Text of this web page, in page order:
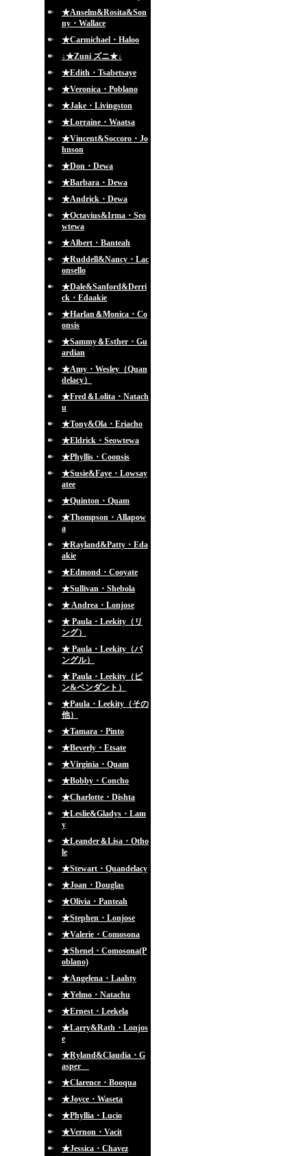
★Anselm&Rosita&Son
ny・Wallace
★Carmichael・Haloo
↓★Zuni ズニ★↓
★Edith・Tsabetsaye
★Veronica・Poblano
★Jake・Livingston
★Lorraine・Waatsa
★Vincent&Soccoro・Jo
hnson
★Don・Dewa
★Barbara・Dewa
★Andrick・Dewa
★Octavius&Irma・Seo
wtewa
★Albert・Banteah
★Ruddell&Nancy・Lac
onsello
★Dale&Sanford&Derri
ck・Edaakie
★Harlan＆Monica・Co
onsis
★Sammy＆Esther・Gu
ardian
★Amy・Wesley（Quan
delacy）
★Fred＆Lolita・Natach
u
★Tony&Ola・Eriacho
★Eldrick・Seowtewa
★Phyllis・Coonsis
★Susie&Faye・Lowsay
atee
★Quinton・Quam
★Thompson・Allapow
a
★Rayland&Patty・Eda
akie
★Edmond・Cooyate
★Sullivan・Shebola
★ Andrea・Lonjose
★ Paula・Leekity（リ
ング）
★ Paula・Leekity（バ
ングル）
★ Paula・Leekity（ピ
ン&ペンダント）
★Paula・Leekity（その
他）
★Tamara・Pinto
★Beverly・Etsate
★Virginia・Quam
★Bobby・Concho
★Charlotte・Dishta
★Leslie&Gladys・Lam
y
★Leander＆Lisa・Otho
le
★Stewart・Quandelacy
★Joan・Douglas
★Olivia・Panteah
★Stephen・Lonjose
★Valerie・Comosona
★Shenel・Comosona(P
oblano)
★Angelena・Laahty
★Yelmo・Natachu
★Ernest・Leekela
★Larry&Rath・Lonjos
e
★Ryland&Claudia・G
asper
★Clarence・Booqua
★Joyce・Waseta
★Phyllia・Lucio
★Vernon・Vacit
★Jessica・Chavez